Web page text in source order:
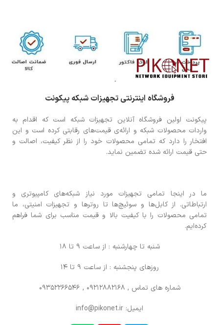
فروشگاه اینترنتی تجهیزات شبکه پیکونت
پیکونت اولین فروشگاه آنلاین تجهیزات شبکه است که اقدام به
واردات محصولات شبکه و ارائه‌ی قیمت‌های رقابتی کرده است و این
افتخار را دارد که تمامی محصولات خود را از نظر کیفیت، اصالت و
حتی قیمت ارائه شده تضمین نماید.
ما در اینجا تمامی تجهیزات مورد نیاز شبکه‌های کامپیوتری و
ارتباطاتی. از کابل‌ها و سوئیچ‌ها تا روترها و تجهیزات امنیتی، ما
تمامی محصولات را با کیفیت بالا و قیمت مناسب برای شما فراهم
کرده‌ایم.
شنبه تا چهارشنبه : از ساعت 9 تا 18
روزهای پنجشنبه : از ساعت 9 تا 14
شماره های تماس , 09212882168 , 09352266546
ایمیل: info@pikonet.ir